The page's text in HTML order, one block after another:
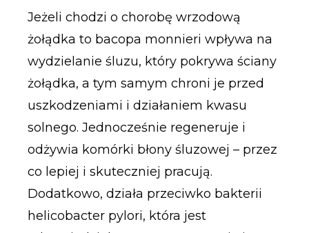
Jeżeli chodzi o chorobę wrzodową
żołądka to bacopa monnieri wpływa na
wydzielanie śluzu, który pokrywa ściany
żołądka, a tym samym chroni je przed
uszkodzeniami i działaniem kwasu
solnego. Jednocześnie regeneruje i
odżywia komórki błony śluzowej – przez
co lepiej i skuteczniej pracują.
Dodatkowo, działa przeciwko bakterii
helicobacter pylori, która jest